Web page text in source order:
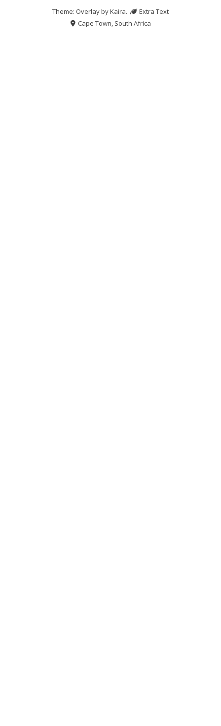
Theme: Overlay byKaira.
Extra Text
Cape Town, South Africa